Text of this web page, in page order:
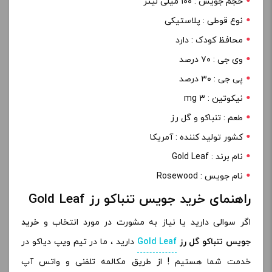
نوع قوطی : پلاستیکی
محافظ کودک : دارد
وی جی : ۷۰ درصد
پی جی : ۳۰ درصد
نیکوتین : ۳ mg
طعم : تنباکو و گل رز
کشور تولید کننده : آمریکا
نام برند : Gold Leaf
نام جویس : Rosewood
راهنمای خرید جویس تنباکو رز Gold Leaf
اگر سوالی دارید یا نیاز به مشورت در مورد انتخاب و خرید
جویس تنباکو گل رزGold Leaf دارید ، ما در تیم ویپ دیاکو در
خدمت شما هستیم ! از طریق مکالمه تلفنی و واتس آپ